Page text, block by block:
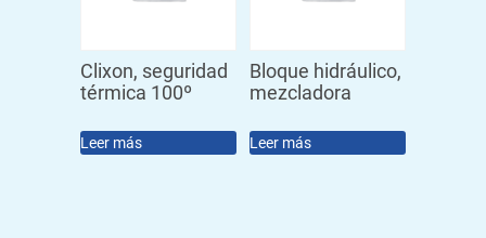
Clixon, seguridad
térmica 100º
Leer más
Bloque hidráulico,
mezcladora
Leer más